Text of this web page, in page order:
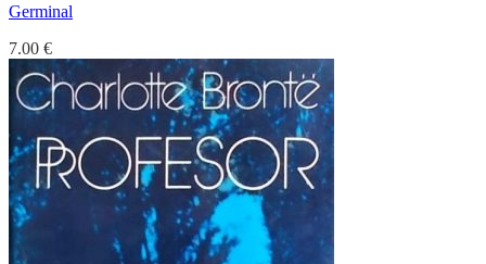
Germinal
7.00 €